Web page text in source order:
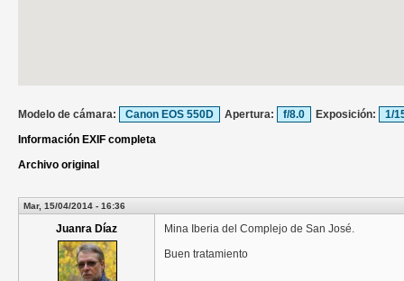
Modelo de cámara: Canon EOS 550D Apertura: f/8.0 Exposición:
1/
Información EXIF completa
Archivo original
Mar, 15/04/2014 - 16:36
Juanra Díaz
Mina Iberia del Complejo de San José.
Buen tratamiento